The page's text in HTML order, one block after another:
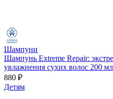
Шампуни
Шампунь Extreme Repair:
увлажнения сухих волос 200 мл
880 ₽
Детям